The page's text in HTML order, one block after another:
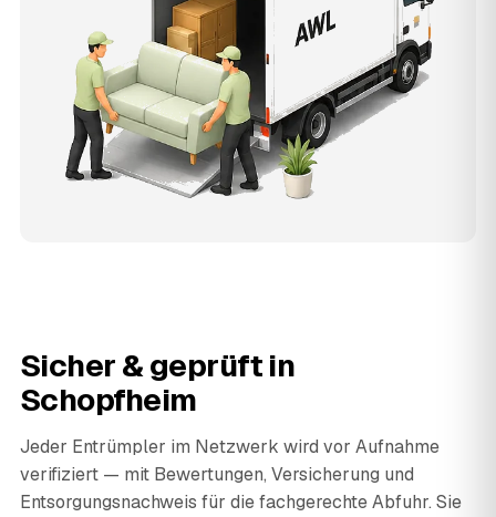
Sicher & geprüft in
Schopfheim
Jeder Entrümpler im Netzwerk wird vor Aufnahme
verifiziert — mit Bewertungen, Versicherung und
Entsorgungsnachweis für die fachgerechte Abfuhr. Sie